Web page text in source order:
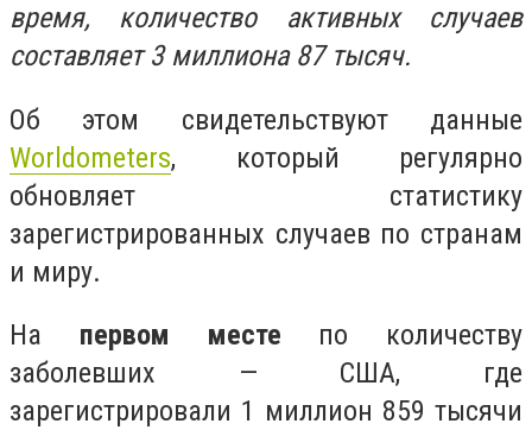
время, количество активных случаев
составляет 3 миллиона 87 тысяч.
Об этом свидетельствуют данные
Worldometers, который регулярно
обновляет статистику
зарегистрированных случаев по странам
и миру.
На первом месте по количеству
заболевших — США, где
зарегистрировали 1 миллион 859 тысячи